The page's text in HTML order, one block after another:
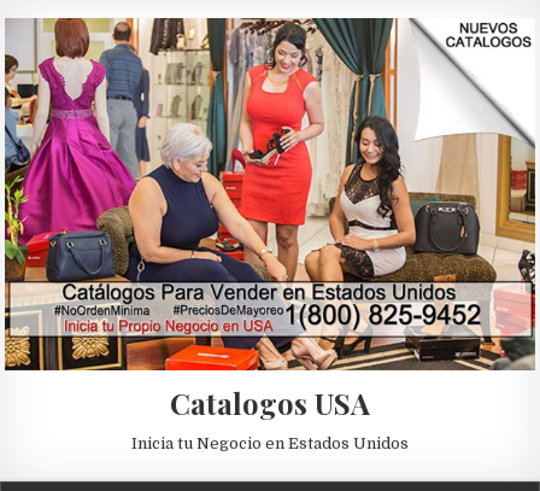
Catalogos USA
Inicia tu Negocio en Estados Unidos